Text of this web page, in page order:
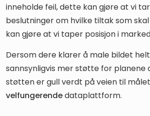
inneholde feil, dette kan gjøre at vi
beslutninger om hvilke tiltak som
kan gjøre at vi taper posisjon i
Dersom dere klarer å male bildet
sannsynligvis mer støtte for planene
støtten er gull verdt på veien til
velfungerendedataplattform.